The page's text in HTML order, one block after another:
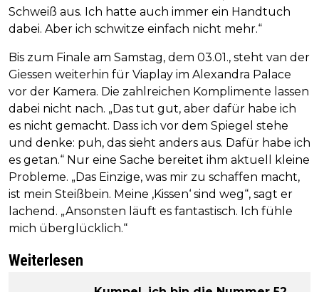
Schweiß aus. Ich hatte auch immer ein Handtuch
dabei. Aber ich schwitze einfach nicht mehr.“
Bis zum Finale am Samstag, dem 03.01., steht van der
Giessen weiterhin für Viaplay im Alexandra Palace
vor der Kamera. Die zahlreichen Komplimente lassen
dabei nicht nach. „Das tut gut, aber dafür habe ich
es nicht gemacht. Dass ich vor dem Spiegel stehe
und denke: puh, das sieht anders aus. Dafür habe ich
es getan.“ Nur eine Sache bereitet ihm aktuell kleine
Probleme. „Das Einzige, was mir zu schaffen macht,
ist mein Steißbein. Meine ‚Kissen‘ sind weg“, sagt er
lachend. „Ansonsten läuft es fantastisch. Ich fühle
mich überglücklich.“
Weiterlesen